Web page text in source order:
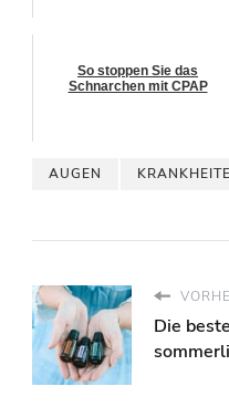
So stoppen Sie das
Schnarchen mit CPAP
AUGEN
Die